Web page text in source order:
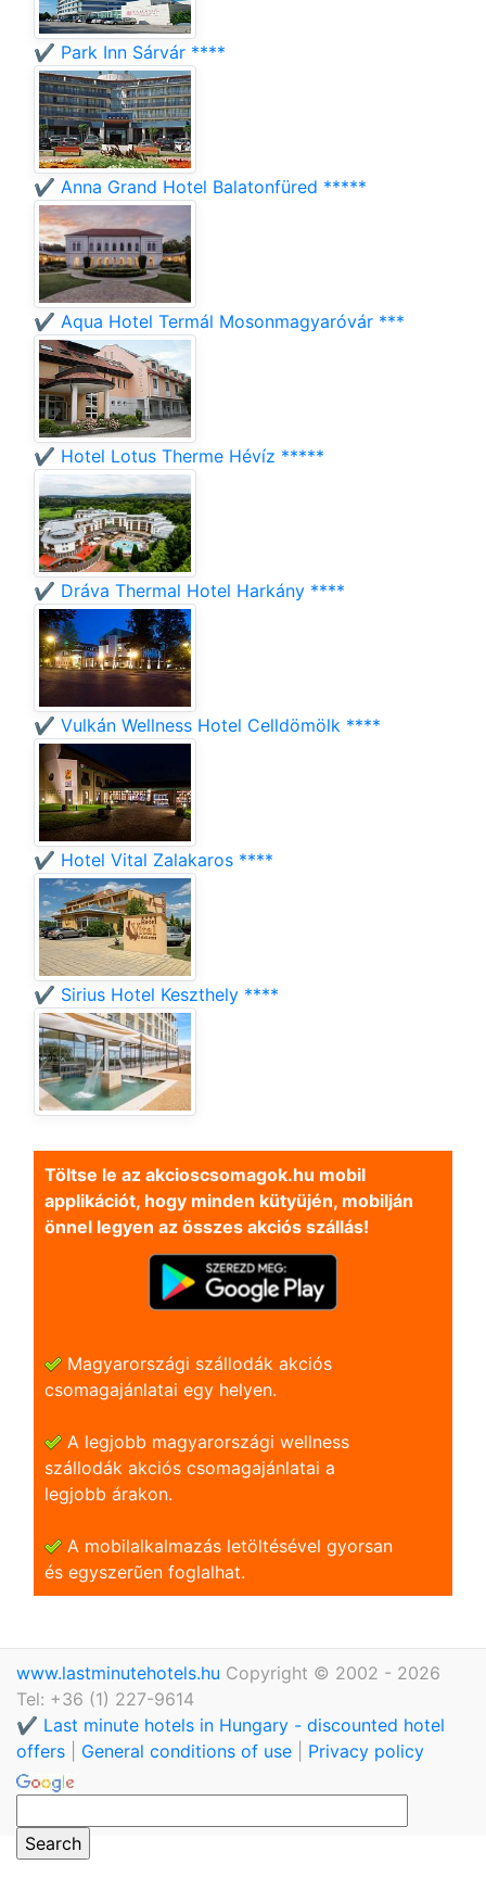
✔️ Park Inn Sárvár ****
✔️ Anna Grand Hotel Balatonfüred *****
✔️ Aqua Hotel Termál Mosonmagyaróvár ***
✔️ Hotel Lotus Therme Hévíz *****
✔️ Dráva Thermal Hotel Harkány ****
✔️ Vulkán Wellness Hotel Celldömölk ****
✔️ Hotel Vital Zalakaros ****
✔️ Sirius Hotel Keszthely ****
Töltse le az akcioscsomagok.hu mobil
applikációt, hogy minden kütyüjén, mobilján
önnel legyen az összes akciós szállás!
Magyarországi szállodák akciós
csomagajánlatai egy helyen.
A legjobb magyarországi wellness
szállodák akciós csomagajánlatai a
legjobb árakon.
A mobilalkalmazás letöltésével gyorsan
és egyszerũen foglalhat.
www.lastminutehotels.hu Copyright © 2002 - 2026
Tel: +36 (1) 227-9614
✔️ Last minute hotels in Hungary - discounted hotel
offers
General conditions of use Privacy policy